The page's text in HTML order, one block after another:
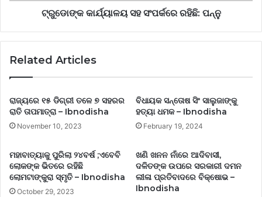
ଟ୍ରୁଡୋଙ୍କ କାର୍ଯ୍ୟାଳୟ ସହ ସଂପର୍କରେ ରହିଛି: ପନ୍ନୁ
Related Articles
ରାଜ୍ୟରେ ୧୫ ଡିଗ୍ରୀ ତଳେ ୭ ସହରର
ରାତି ତାପମାତ୍ରା – Ibnodisha
November 10, 2023
ବିଧାୟକ ସନ୍ତୋଷ ସିଂ ସାଲୁଜାଙ୍କୁ
ହତ୍ୟା ଧମକ – Ibnodisha
February 19, 2024
ମହାବାତ୍ୟାକୁ ପୁରିଲା ୨୪ବର୍ଷ ;ଏବେବି
ଲୋକଙ୍କ ଭିତରେ ରହିଛି
ଲୋମଟାଙ୍କୁରା ସ୍ମୃତି – Ibnodisha
October 29, 2023
ଖଣି ଖନନ ନାଁରେ ଆଦିବାସୀ,
ଦଳିତଙ୍କ ଉପରେ ସରକାରୀ ଦମନ
ଲୀଳା ପ୍ରତିବାଦରେ ବିକ୍ଷୋଭ –
Ibnodisha